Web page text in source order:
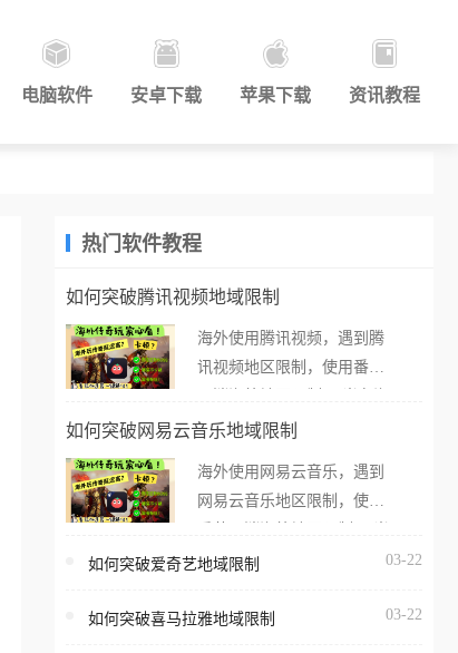
电脑软件 安卓下载 苹果下载 资讯教程
热门软件教程
如何突破腾讯视频地域限制
海外使用腾讯视频，遇到腾
讯视频地区限制，使用番茄
外打开腾讯视频，却突然弹
地区无法播放”的提示语。
海外用户如香港、澳门、台
亚、欧洲等国家和地区时，
台一样，出现地区及版权限
如何突破网易云音乐地域限制
海外使用网易云音乐，遇到
网易云音乐地区限制，使用
在海外打开网易云音乐，却
所在的地区无法播放”的提示
如何突破爱奇艺地域限制 03-22
如何突破喜马拉雅地域限制 03-22